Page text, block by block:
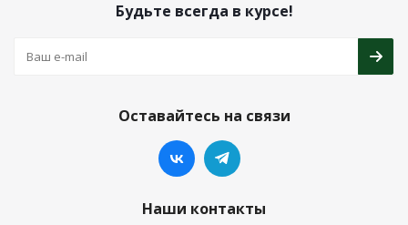
Будьте всегда в курсе!
Оставайтесь на связи
Наши контакты